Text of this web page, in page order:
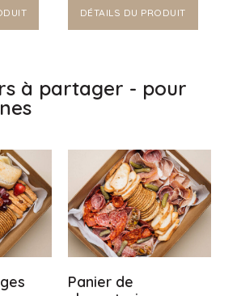
DÉTAILS DU PRODUIT
à partager - pour
Panier de